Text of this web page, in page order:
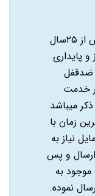
خدمات مجاز تخصصی ترمز ثابتی با بیش از ۲۵سال
پایداری
ضدقفل
خدمت
میباشد
زمان با
نیاز به
ارسال و پس
موجود به